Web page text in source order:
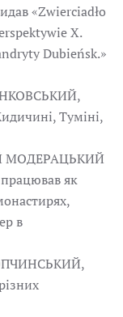
«Zwierciadło
X.
Dubieńsk.»
Туміні,
МОДЕРАЦЬКИЙ
як
в